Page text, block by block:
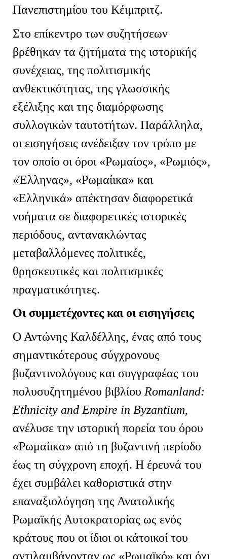
Πανεπιστημίου του Κέιμπριτζ.
Στο επίκεντρο των συζητήσεων
βρέθηκαν τα ζητήματα της ιστορικής
συνέχειας, της πολιτισμικής
ανθεκτικότητας, της γλωσσικής
εξέλιξης και της διαμόρφωσης
συλλογικών ταυτοτήτων. Παράλληλα,
οι εισηγήσεις ανέδειξαν τον τρόπο με
τον οποίο οι όροι «Ρωμαίος», «Ρωμιός»,
«Έλληνας», «Ρωμαίικα» και
«Ελληνικά» απέκτησαν διαφορετικά
νοήματα σε διαφορετικές ιστορικές
περιόδους, αντανακλώντας
μεταβαλλόμενες πολιτικές,
θρησκευτικές και πολιτισμικές
πραγματικότητες.
Οι συμμετέχοντες και οι εισηγήσεις
Ο Αντώνης Καλδέλλης, ένας από τους
σημαντικότερους σύγχρονους
βυζαντινολόγους και συγγραφέας του
πολυσυζητημένου βιβλίου Romanland:
Ethnicity and Empire in Byzantium,
ανέλυσε την ιστορική πορεία του όρου
«Ρωμαίικα» από τη βυζαντινή περίοδο
έως τη σύγχρονη εποχή. Η έρευνά του
έχει συμβάλει καθοριστικά στην
επαναξιολόγηση της Ανατολικής
Ρωμαϊκής Αυτοκρατορίας ως ενός
κράτους που οι ίδιοι οι κάτοικοί του
αντιλαμβάνονταν ως «Ρωμαϊκό» και όχι